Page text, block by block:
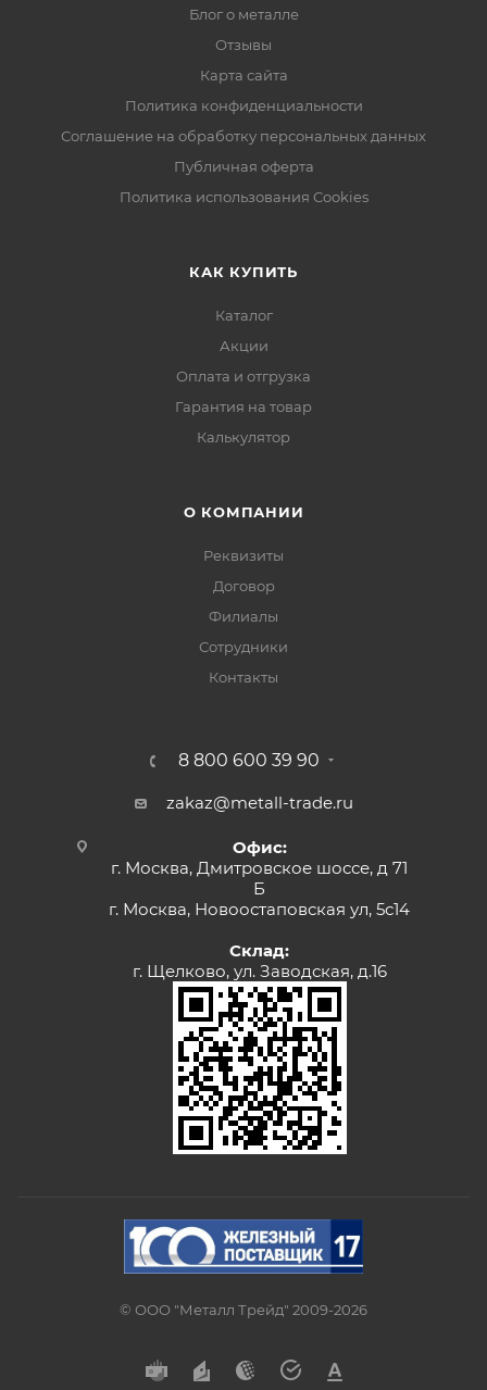
Блог о металле
Отзывы
Карта сайта
Политика конфиденциальности
Соглашение на обработку персональных данных
Публичная оферта
Политика использования Cookies
КАК КУПИТЬ
Каталог
Акции
Оплата и отгрузка
Гарантия на товар
Калькулятор
О КОМПАНИИ
Реквизиты
Договор
Филиалы
Сотрудники
Контакты
8 800 600 39 90
zakaz@metall-trade.ru
Офис:
г. Москва, Дмитровское шоссе, д 71
Б
г. Москва, Новоостаповская ул, 5с14
Склад:
г. Щелково, ул. Заводская, д.16
© ООО "Металл Трейд" 2009-2026